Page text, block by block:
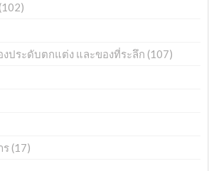
(102)
ประดับตกแต่ง และของที่ระลึก (107)
ร (17)